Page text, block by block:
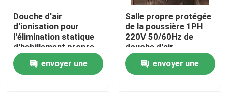
Maison
Douche d'air
d'ionisation pour
l'élimination statique
d'habillement propre
de travailleur
envoyer une
Salle propre protégée
de la poussière 1PH
220V 50/60Hz de
douche d'air
envoyer une